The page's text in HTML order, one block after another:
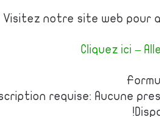
Visitez notre site web pour
Cliquez ici –
requise: Aucune